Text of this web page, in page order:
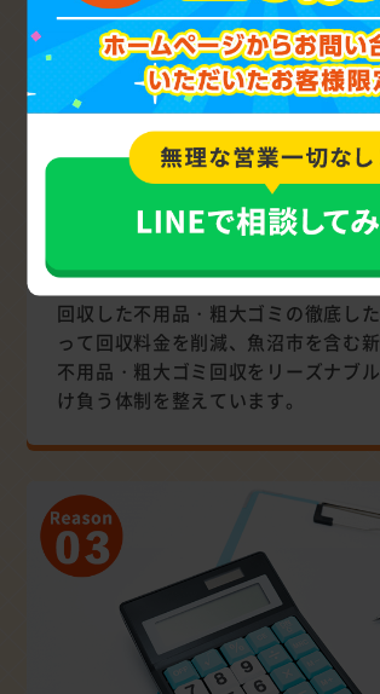
リーズナブル
安価なサービス提供で安
回収した不用品・粗大ゴミの徹底し
って回収料金を削減、魚沼市を含む
不用品・粗大ゴミ回収をリーズナブ
け負う体制を整えています。